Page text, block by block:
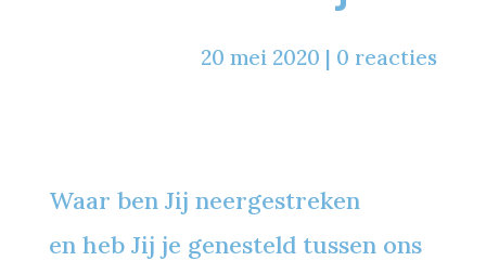
20 mei 2020 | 0 reacties
Waar ben Jij neergestreken
en heb Jij je genesteld tussen ons